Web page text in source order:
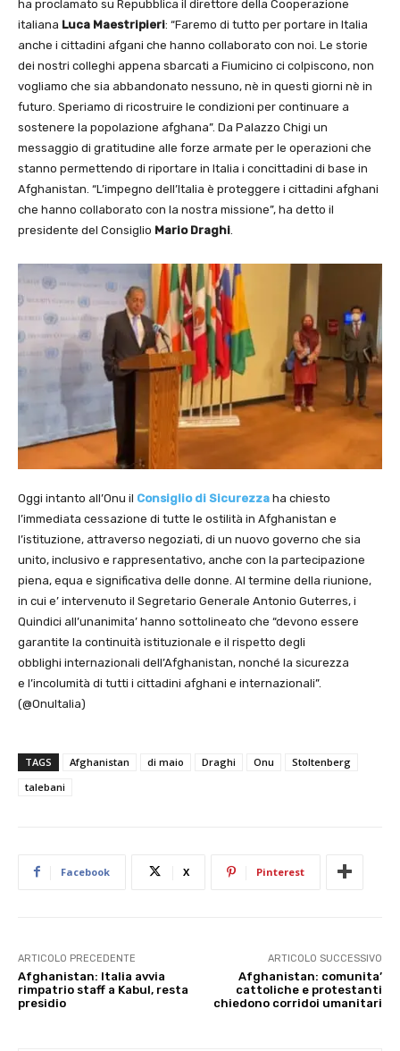
ha proclamato su Repubblica il direttore della Cooperazione
italiana Luca Maestripieri: “Faremo di tutto per portare in Italia
anche i cittadini afgani che hanno collaborato con noi. Le storie
dei nostri colleghi appena sbarcati a Fiumicino ci colpiscono, non
vogliamo che sia abbandonato nessuno, nè in questi giorni nè in
futuro. Speriamo di ricostruire le condizioni per continuare a
sostenere la popolazione afghana”. Da Palazzo Chigi un
messaggio di gratitudine alle forze armate per le operazioni che
stanno permettendo di riportare in Italia i concittadini di base in
Afghanistan. “L’impegno dell’Italia è proteggere i cittadini afghani
che hanno collaborato con la nostra missione”, ha detto il
presidente del Consiglio Mario Draghi.
Oggi intanto all’Onu il Consiglio di Sicurezza ha chiesto
l’immediata cessazione di tutte le ostilità in Afghanistan e
l’istituzione, attraverso negoziati, di un nuovo governo che sia
unito, inclusivo e rappresentativo, anche con la partecipazione
piena, equa e significativa delle donne. Al termine della riunione,
in cui e’ intervenuto il Segretario Generale Antonio Guterres, i
Quindici all’unanimita’ hanno sottolineato che “devono essere
garantite la continuità istituzionale e il rispetto degli
obblighi internazionali dell’Afghanistan, nonché la sicurezza
e l’incolumità di tutti i cittadini afghani e internazionali”.
(@OnuItalia)
TAGS Afghanistan di maio Draghi Onu
Stoltenberg
talebani
Facebook X Pinterest
ARTICOLO PRECEDENTE
Afghanistan: Italia avvia
rimpatrio staff a Kabul, resta
presidio
ARTICOLO SUCCESSIVO
Afghanistan: comunita’
cattoliche e protestanti
chiedono corridoi umanitari